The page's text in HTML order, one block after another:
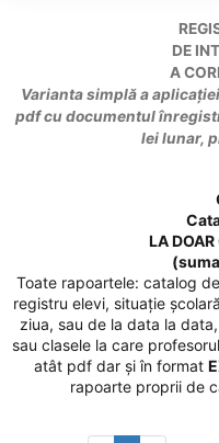
DE
A
Varianta simplă a
pdf cu documentul
lei lunar,
LA
Toate rapoartele: catalog
registru elevi, situație
ziua, sau de la data la
sau clasele la care
atât pdf dar și în format
rapoarte proprii de